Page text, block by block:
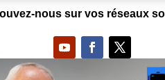
nous sur vos réseaux